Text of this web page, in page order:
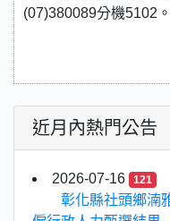
(07)380089分機5102。
近月內熱門公告
2026-07-16 121
彰化縣社頭鄉湳